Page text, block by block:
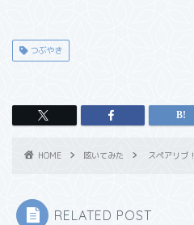
つぶやき
HOME 呟いてみた スペアリブ！
RELATED POST